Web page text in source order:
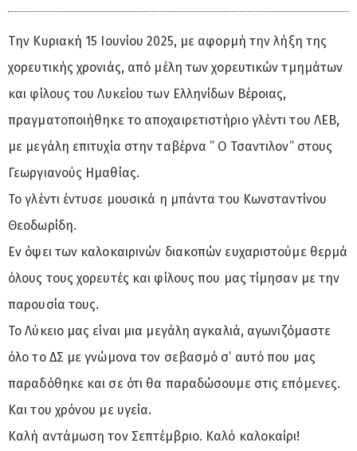
Την Κυριακή 15 Ιουνίου 2025, με αφορμή την λήξη της
χορευτικής χρονιάς, από μέλη των χορευτικών τμημάτων
και φίλους του Λυκείου των Ελληνίδων Βέροιας,
πραγματοποιήθηκε το αποχαιρετιστήριο γλέντι του ΛΕΒ,
με μεγάλη επιτυχία στην ταβέρνα ” Ο Τσαντιλον” στους
Γεωργιανούς Ημαθίας.
Το γλέντι έντυσε μουσικά η μπάντα του Κωνσταντίνου
Θεοδωρίδη.
Εν όψει των καλοκαιρινών διακοπών ευχαριστούμε θερμά
όλους τους χορευτές και φίλους που μας τίμησαν με την
παρουσία τους.
Το Λύκειο μας είναι μια μεγάλη αγκαλιά, αγωνιζόμαστε
όλο το ΔΣ με γνώμονα τον σεβασμό σ’ αυτό που μας
παραδόθηκε και σε ότι θα παραδώσουμε στις επόμενες.
Και του χρόνου με υγεία.
Καλή αντάμωση τον Σεπτέμβριο. Καλό καλοκαίρι!